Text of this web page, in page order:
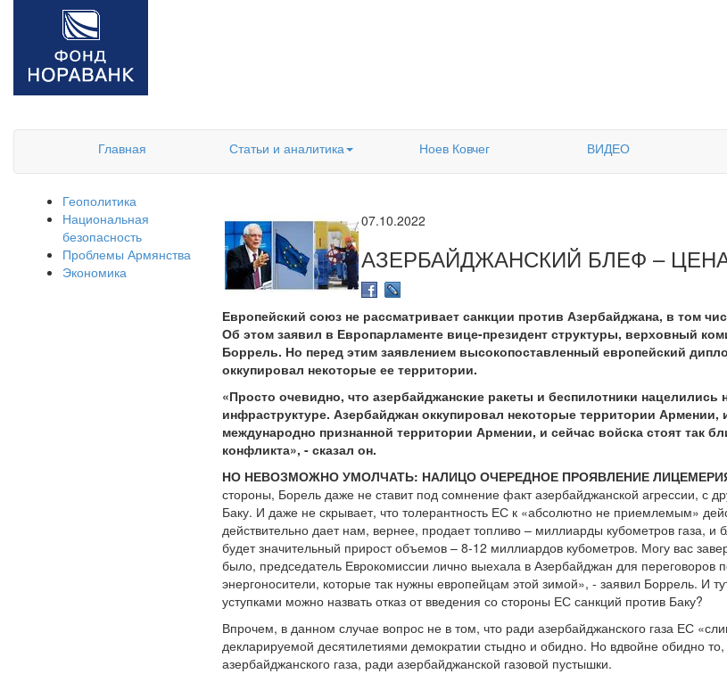
Главная
Статьи и аналитика Ноев Ковчег ВИДЕО
Геополитика
Национальная
безопасность
Проблемы Армянства
Экономика
07.10.2022
АЗЕРБАЙДЖАНСКИЙ БЛЕФ –
Европейский союз не рассматривает санкции против Азербайджана, в том
Об этом заявил в Европарламенте вице-президент структуры, верховный
Боррель. Но перед этим заявлением высокопоставленный европейский
оккупировал некоторые ее территории.
«Просто очевидно, что азербайджанские ракеты и беспилотники
инфраструктуре. Азербайджан оккупировал некоторые территории
международно признанной территории Армении, и сейчас войска стоят так
конфликта», - сказал он.
НО НЕВОЗМОЖНО УМОЛЧАТЬ: НАЛИЦО ОЧЕРЕДНОЕ ПРОЯВЛЕНИЕ
стороны, Борель даже не ставит под сомнение факт азербайджанской агрессии, с
Баку. И даже не скрывает, что толерантность ЕС к «абсолютно не приемлемым»
действительно дает нам, вернее, продает топливо – миллиарды кубометров газа,
будет значительный прирост объемов – 8-12 миллиардов кубометров. Могу вас
было, председатель Еврокомиссии лично выехала в Азербайджан для переговоров
энергоносители, которые так нужны европейцам этой зимой», - заявил Боррель. И
уступками можно назвать отказ от введения со стороны ЕС санкций против Баку?
Впрочем, в данном случае вопрос не в том, что ради азербайджанского газа ЕС
декларируемой десятилетиями демократии стыдно и обидно. Но вдвойне обидно
азербайджанского газа, ради азербайджанской газовой пустышки.